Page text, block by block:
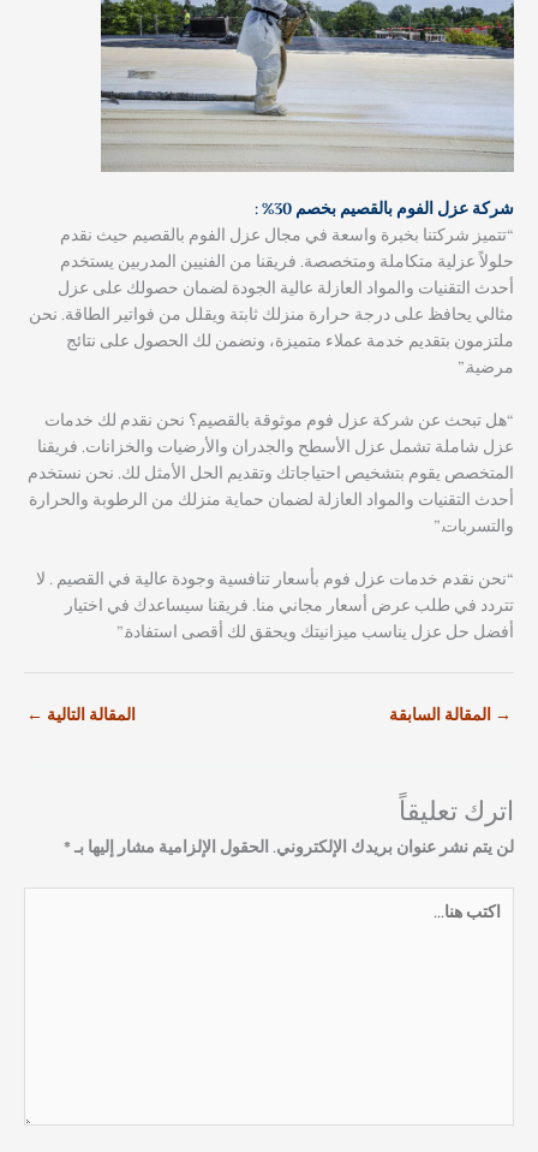
شركة عزل الفوم بالقصيم بخصم 30% :
“تتميز شركتنا بخبرة واسعة في مجال عزل الفوم بالقصيم حيث نقدم
حلولاً عزلية متكاملة ومتخصصة. فريقنا من الفنيين المدربين يستخدم
أحدث التقنيات والمواد العازلة عالية الجودة لضمان حصولك على عزل
مثالي يحافظ على درجة حرارة منزلك ثابتة ويقلل من فواتير الطاقة. نحن
ملتزمون بتقديم خدمة عملاء متميزة، ونضمن لك الحصول على نتائج
مرضية.”
“هل تبحث عن شركة عزل فوم موثوقة بالقصيم؟ نحن نقدم لك خدمات
عزل شاملة تشمل عزل الأسطح والجدران والأرضيات والخزانات. فريقنا
المتخصص يقوم بتشخيص احتياجاتك وتقديم الحل الأمثل لك. نحن نستخدم
أحدث التقنيات والمواد العازلة لضمان حماية منزلك من الرطوبة والحرارة
والتسربات.”
“نحن نقدم خدمات عزل فوم بأسعار تنافسية وجودة عالية في القصيم . لا
تتردد في طلب عرض أسعار مجاني منا. فريقنا سيساعدك في اختيار
أفضل حل عزل يناسب ميزانيتك ويحقق لك أقصى استفادة.”
→ المقالة السابقة المقالة التالية ←
اترك تعليقاً
لن يتم نشر عنوان بريدك الإلكتروني. الحقول الإلزامية مشار إليها بـ*
اكتب
هنا...